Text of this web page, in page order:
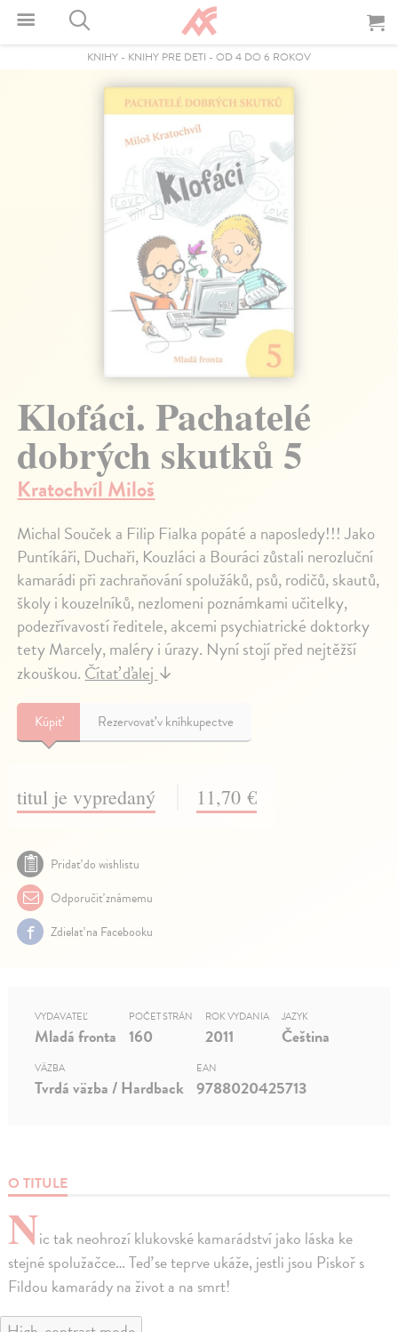
KNIHY - KNIHY PRE DETI - OD 4 DO 6 ROKOV
Klofáci. Pachatelé
dobrých skutků 5
Kratochvíl Miloš
Michal Souček a Filip Fialka popáté a naposledy!!! Jako
Puntíkáři, Duchaři, Kouzláci a Bouráci zůstali nerozluční
kamarádi při zachraňování spolužáků, psů, rodičů, skautů,
školy i kouzelníků, nezlomeni poznámkami učitelky,
podezřívavostí ředitele, akcemi psychiatrické doktorky
tety Marcely, maléry i úrazy. Nyní stojí před nejtěžší
zkouškou.Čítať ďalej↓
Kúpiť Rezervovať v kníhkupectve
titul je vypredaný 11,70 €
Pridať do wishlistu
Odporučiť známemu
Zdielať na Facebooku
O TITULE
Nic tak neohrozí klukovské kamarádství jako láska ke
stejné spolužačce… Teď se teprve ukáže, jestli jsou Piskoř s
Fildou kamarády na život a na smrt!
VYDAVATEĽ
Mladá fronta
POČET STRÁN
160
ROK VYDANIA
2011
JAZYK
Čeština
VÄZBA
Tvrdá väzba / Hardback
EAN
9788020425713